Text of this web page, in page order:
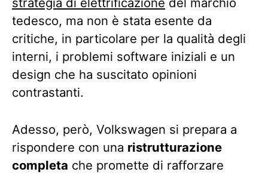
tedesco, ma non è stata esente da
critiche, in particolare per la qualità degli
interni, i problemi software iniziali e un
design che ha suscitato opinioni
contrastanti.
Adesso, però, Volkswagen si prepara a
rispondere con una ristrutturazione
completa che promette di rafforzare